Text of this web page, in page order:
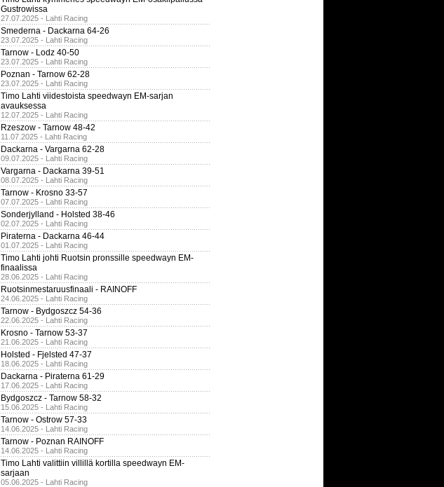
Gustrowissa
27.07.2025 - Lahti Racing
Smederna - Dackarna 64-26
23.07.2025 - Lahti Racing
Tarnow - Lodz 40-50
23.07.2025 - Lahti Racing
Poznan - Tarnow 62-28
23.07.2025 - Lahti Racing
Timo Lahti viidestoista speedwayn EM-sarjan
avauksessa
12.07.2025 - Lahti Racing
Rzeszow - Tarnow 48-42
11.07.2025 - Lahti Racing
Dackarna - Vargarna 62-28
09.07.2025 - Lahti Racing
Vargarna - Dackarna 39-51
08.07.2025 - Lahti Racing
Tarnow - Krosno 33-57
07.07.2025 - Lahti Racing
Sonderjylland - Holsted 38-46
02.07.2025 - Lahti Racing
Piraterna - Dackarna 46-44
01.07.2025 - Lahti Racing
Timo Lahti johti Ruotsin pronssille speedwayn EM-
finaalissa
28.06.2025 - Lahti Racing
Ruotsinmestaruusfinaali - RAINOFF
24.06.2025 - Lahti Racing
Tarnow - Bydgoszcz 54-36
22.06.2025 - Lahti Racing
Krosno - Tarnow 53-37
21.06.2025 - Lahti Racing
Holsted - Fjelsted 47-37
18.06.2025 - Lahti Racing
Dackarna - Piraterna 61-29
17.06.2025 - Lahti Racing
Bydgoszcz - Tarnow 58-32
15.06.2025 - Lahti Racing
Tarnow - Ostrow 57-33
14.06.2025 - Lahti Racing
Tarnow - Poznan RAINOFF
14.06.2025 - Lahti Racing
Timo Lahti valittiin villillä kortilla speedwayn EM-
sarjaan
05.06.2025 - Lahti Racing